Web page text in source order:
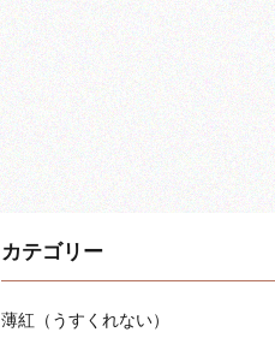
カテゴリー
薄紅（うすくれない）